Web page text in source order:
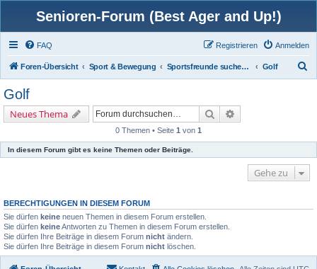
Senioren-Forum (Best Ager and Up!)
FAQ Anmelden
Registrieren
Foren-Übersicht Sport & Bewegung Sportsfreunde suchen / finden Golf
Golf
Neues Thema Suche
0 Themen • Seite 1 von 1
In diesem Forum gibt es keine Themen oder Beiträge.
Gehe zu
BERECHTIGUNGEN IN DIESEM FORUM
Sie dürfen keine neuen Themen in diesem Forum erstellen.
Sie dürfen keineAntworten zu Themen in diesem Forum erstellen.
Sie dürfen Ihre Beiträge in diesem Forum nicht ändern.
Sie dürfen Ihre Beiträge in diesem Forum nicht löschen.